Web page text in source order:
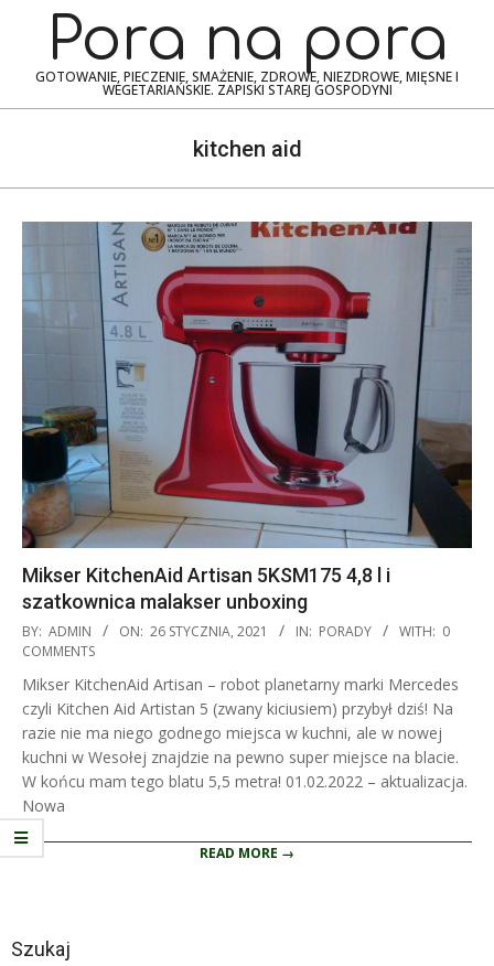
content
NavigationPora na pora
GOTOWANIE, PIECZENIE, SMAŻENIE, ZDROWE, NIEZDROWE, MIĘSNE I
WEGETARIAŃSKIE. ZAPISKI STAREJ GOSPODYNI
kitchen aid
Mikser KitchenAid Artisan 5KSM175 4,8 l i
szatkownica malakser unboxing
2021-
01-
BY: ADMIN ON: 26 STYCZNIA, 2021 IN: PORADY WITH: 0
COMMENTS
Mikser KitchenAid Artisan – robot planetarny marki Mercedes
czyli Kitchen Aid Artistan 5 (zwany kiciusiem) przybył dziś! Na
razie nie ma niego godnego miejsca w kuchni, ale w nowej
kuchni w Wesołej znajdzie na pewno super miejsce na blacie.
W końcu mam tego blatu 5,5 metra! 01.02.2022 – aktualizacja.
Nowa
READ MORE →
Szukaj